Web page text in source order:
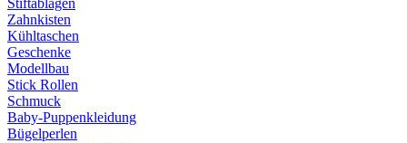
Stiftablagen
Zahnkisten
Kühltaschen
Geschenke
Modellbau
Stick Rollen
Schmuck
Baby-Puppenkleidung
Bügelperlen